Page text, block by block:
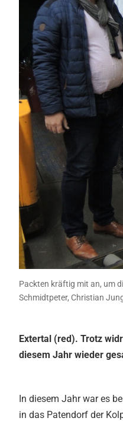
Packten kräftig mit an, um
Schmidtpeter, Christian
Extertal (red). Trotz
diesem Jahr wieder
In diesem Jahr war es
in das Patendorf der